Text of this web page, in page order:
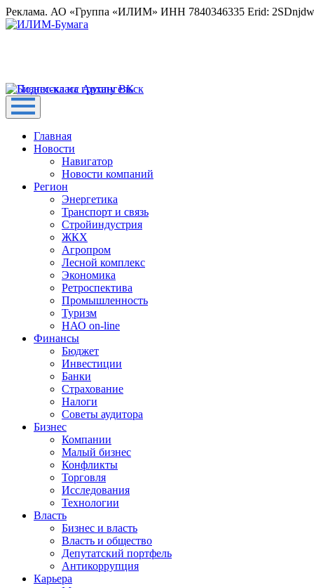
Реклама. АО «Группа «ИЛИМ» ИНН 7840346335 Erid:
Главная
Новости
Навигатор
Новости компаний
Регион
Энергетика
Транспорт и связь
Стройиндустрия
ЖКХ
Агропром
Лесной комплекс
Экономика
Ретроспектива
Промышленность
Туризм
НАО on-line
Финансы
Бюджет
Инвестиции
Банки
Страхование
Налоги
Советы аудитора
Бизнес
Компании
Малый бизнес
Конфликты
Торговля
Исследования
Технологии
Власть
Бизнес и власть
Власть и общество
Депутатский портфель
Антикоррупция
Карьера